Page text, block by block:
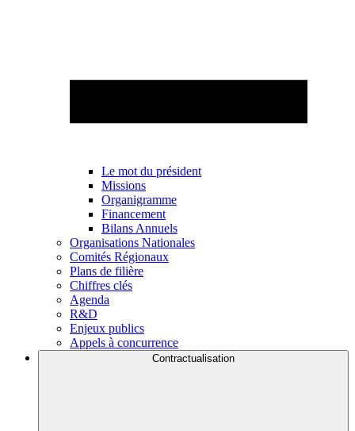
Le mot du président
Missions
Organigramme
Financement
Bilans Annuels
Organisations Nationales
Comités Régionaux
Plans de filière
Chiffres clés
Agenda
R&D
Enjeux publics
Appels à concurrence
Contractualisation